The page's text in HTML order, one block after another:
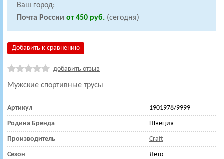
Ваш город:
Почта России от 450 руб. (сегодня)
Добавить к сравнению
добавить отзыв
Мужские спортивные трусы
Артикул 1901978/9999
Родина Бренда Швеция
Производитель Craft
Сезон Лето